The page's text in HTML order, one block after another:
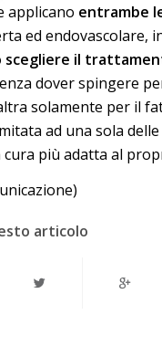
applicano entrambe
ed endovascolare,
scegliere il
dover spingere
solamente per il
ad una sola
cura più adatta al
articolo